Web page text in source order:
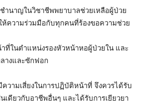
ำนาญในวิชาชีพพยาบาลช่วยเหลือผู้ป่วย
ห้ความร่วมมือกับทุกคนที่ร้องขอความช่วย
ในตำแหน่งรองหัวหน้าหอผู้ป่วยใน และ
างและซักฟอก
วามเสี่ยงในการปฏิบัติหน้าที่ จึงควรได้รับ
เดียวกับอาชีพอื่นๆ และได้รับการเยียวยา